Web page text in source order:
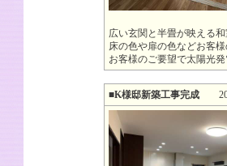
広い玄関と半畳が映える
床の色や扉の色などお客
お客様のご要望で太陽光
■K様邸新築工事完成